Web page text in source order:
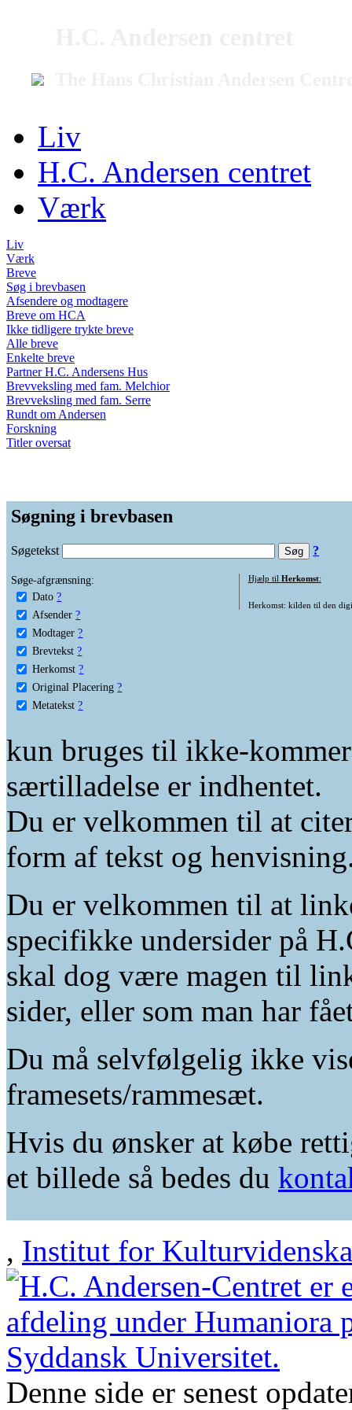
Liv
H.C. Andersen centret
Værk
Liv
Værk
Breve
Søg i brevbasen
Afsendere og modtagere
Breve om HCA
Ikke tidligere trykte breve
Alle breve
Enkelte breve
Partner H.C. Andersens Hus
Brevveksling med fam. Melchior
Brevveksling med fam. Serre
Rundt om Andersen
Forskning
Titler oversat
Søgning i brevbasen
Søgetekst ?
Søge-afgrænsning:
Dato ?
Afsender ?
Modtager ?
Brevtekst ?
Herkomst ?
Original Placering ?
Metatekst ?
Hjælp til Herkomst:
Herkomst: kilden til den
kun bruges til ikke-
særtilladelse er indhentet.
Du er velkommen til at
form af tekst og
Du er velkommen til at
specifikke undersider på
skal dog være magen til
sider, eller som man har
Du må selvfølgelig ikke
framesets/rammesæt.
Hvis du ønsker at købe
et billede så bedes du
, Institut for
Denne side er senest